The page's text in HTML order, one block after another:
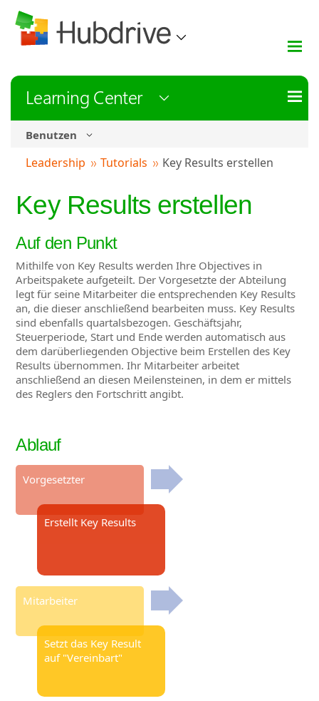
Learning Center
Benutzen
Leadership Tutorials Key Results erstellen
Key Results erstellen
Auf den Punkt
Mithilfe von Key Results werden Ihre Objectives in
Arbeitspakete aufgeteilt. Der Vorgesetzte der Abteilung
legt für seine Mitarbeiter die entsprechenden Key Results
an, die dieser anschließend bearbeiten muss. Key Results
sind ebenfalls quartalsbezogen. Geschäftsjahr,
Steuerperiode, Start und Ende werden automatisch aus
dem darüberliegenden Objective beim Erstellen des Key
Results übernommen. Ihr Mitarbeiter arbeitet
anschließend an diesen Meilensteinen, in dem er mittels
des Reglers den Fortschritt angibt.
Ablauf
Vorgesetzter
Erstellt Key Results
Mitarbeiter
Setzt das Key Result
auf "Vereinbart"